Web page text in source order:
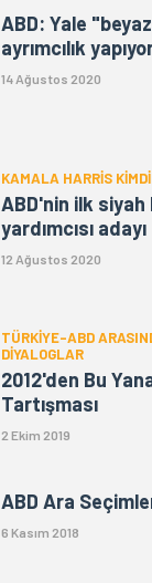
ABD: Yale
ayrımcılık
14 Ağustos 2020
KAMALA HARRİS
ABD'nin ilk siyah
yardımcısı adayı
12 Ağustos 2020
TÜRKİYE-ABD
DİYALOGLAR
2012'den Bu
Tartışması
2 Ekim 2019
ABD Ara
6 Kasım 2018